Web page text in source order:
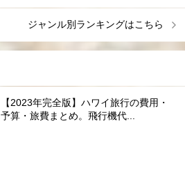
ジャンル別ランキングはこちら
【2023年完全版】ハワイ旅行の費用・
予算・旅費まとめ。飛行機代...